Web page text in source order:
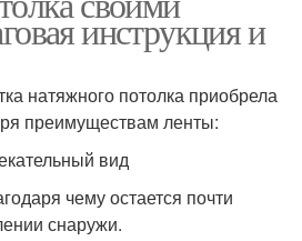
инструкция и
натяжного потолка приобрела
преимуществам ленты:
вид
чему остается почти
снаружи.